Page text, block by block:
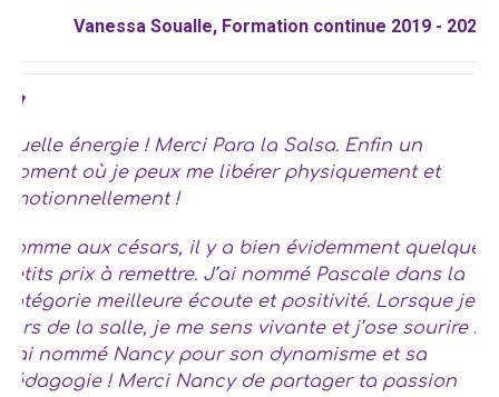
Vanessa Soualle, Formation continue 2019 - 2021
Quelle énergie ! Merci Para la Salsa. Enfin un
moment où je peux me libérer physiquement et
émotionnellement !
Comme aux césars, il y a bien évidemment quelques
petits prix à remettre. J’ai nommé Pascale dans la
catégorie meilleure écoute et positivité. Lorsque je
sors de la salle, je me sens vivante et j’ose sourire !
J’ai nommé Nancy pour son dynamisme et sa
pédagogie ! Merci Nancy de partager ta passion